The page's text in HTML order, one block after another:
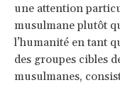
une attention
musulmane plutôt
l’humanité en tant
des groupes cibles
musulmanes,